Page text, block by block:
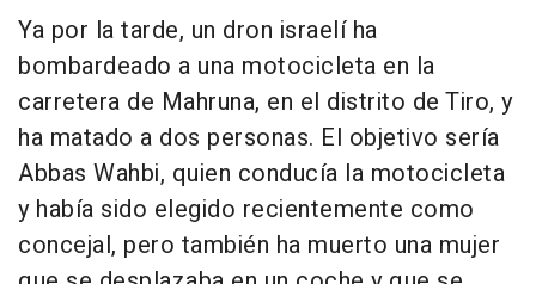
Ya por la tarde, un dron israelí ha
bombardeado a una motocicleta en la
carretera de Mahruna, en el distrito de Tiro, y
ha matado a dos personas. El objetivo sería
Abbas Wahbi, quien conducía la motocicleta
y había sido elegido recientemente como
concejal, pero también ha muerto una mujer